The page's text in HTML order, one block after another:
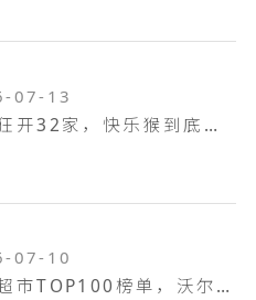
07-13
半年狂开32家，快乐猴到底是家什么样的门店
07-10
中国超市TOP100榜单，沃尔玛何以越跑越远